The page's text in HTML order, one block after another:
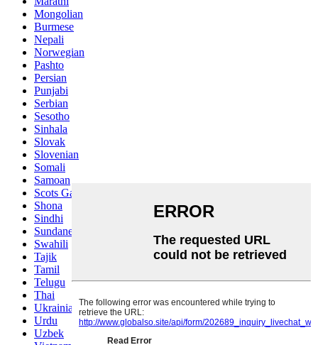
Mongolian
Burmese
Nepali
Norwegian
Pashto
Persian
Punjabi
Serbian
Sesotho
Sinhala
Slovak
Slovenian
Somali
Samoan
Scots Gaelic
Shona
Sindhi
Sundanese
Swahili
Tajik
Tamil
Telugu
Thai
Ukrainian
Urdu
Uzbek